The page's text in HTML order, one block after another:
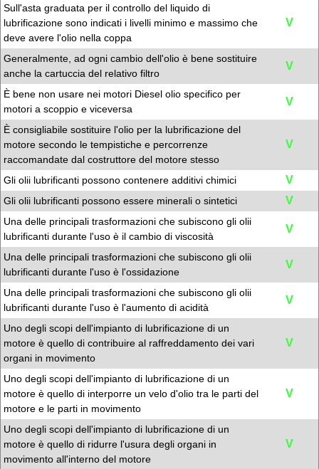
Sull'asta graduata per il controllo del liquido di
lubrificazione sono indicati i livelli minimo e massimo che
deve avere l'olio nella coppa
V
Generalmente, ad ogni cambio dell'olio è bene sostituire
anche la cartuccia del relativo filtro
V
È bene non usare nei motori Diesel olio specifico per
motori a scoppio e viceversa
V
È consigliabile sostituire l'olio per la lubrificazione del
motore secondo le tempistiche e percorrenze
raccomandate dal costruttore del motore stesso
V
Gli olii lubrificanti possono contenere additivi chimici V
Gli olii lubrificanti possono essere minerali o sintetici V
Una delle principali trasformazioni che subiscono gli olii
lubrificanti durante l'uso è il cambio di viscosità
V
Una delle principali trasformazioni che subiscono gli olii
lubrificanti durante l'uso è l'ossidazione
V
Una delle principali trasformazioni che subiscono gli olii
lubrificanti durante l'uso è l'aumento di acidità
V
Uno degli scopi dell'impianto di lubrificazione di un
motore è quello di contribuire al raffreddamento dei vari
organi in movimento
V
Uno degli scopi dell'impianto di lubrificazione di un
motore è quello di interporre un velo d'olio tra le parti del
motore e le parti in movimento
V
Uno degli scopi dell'impianto di lubrificazione di un
motore è quello di ridurre l'usura degli organi in
movimento all'interno del motore
V